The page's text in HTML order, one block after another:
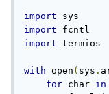
import
import
import termios
with open ( sys .
for char in